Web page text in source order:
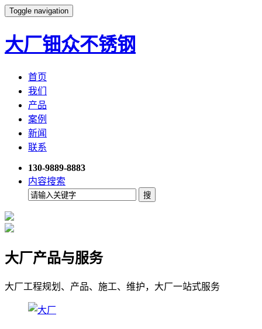
Toggle navigation
大厂钿众不锈钢
首页
我们
产品
案例
新闻
联系
130-9889-8883
内容搜索
大厂产品与服务
大厂工程规划、产品、施工、维护，大厂一站式服务